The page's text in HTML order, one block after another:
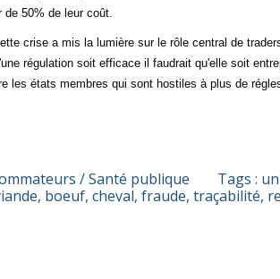
50% de leur coût.
crise a mis la lumière sur le rôle central de
régulation soit efficace il faudrait qu'elle soit
les états membres qui sont hostiles à plus de
/ Santé publique Tags :
, boeuf, cheval, fraude, traçabilité,